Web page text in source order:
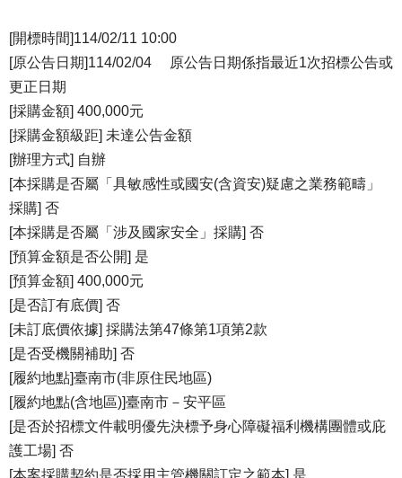
[開標時間]114/02/11 10:00
[原公告日期]114/02/04 原公告日期係指最近1次招標公告或
更正日期
[採購金額] 400,000元
[採購金額級距] 未達公告金額
[辦理方式] 自辦
[本採購是否屬「具敏感性或國安(含資安)疑慮之業務範疇」
採購] 否
[本採購是否屬「涉及國家安全」採購] 否
[預算金額是否公開] 是
[預算金額] 400,000元
[是否訂有底價] 否
[未訂底價依據] 採購法第47條第1項第2款
[是否受機關補助] 否
[履約地點]臺南市(非原住民地區)
[履約地點(含地區)]臺南市－安平區
[是否於招標文件載明優先決標予身心障礙福利機構團體或庇
護工場] 否
[本案採購契約是否採用主管機關訂定之範本] 是